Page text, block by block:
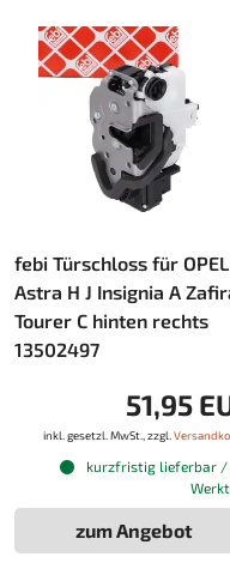
febi Türschloss für OPEL
Astra H J Insignia A
Tourer C hinten rechts
13502497
51,95
inkl. gesetzl. MwSt., zzgl.
kurzfristig lieferbar /
zum Angebot